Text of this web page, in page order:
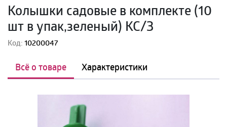
Колышки садовые в комплекте (10
шт в упак,зеленый) КС/З
Код:10200047
Всё о товаре Характеристики